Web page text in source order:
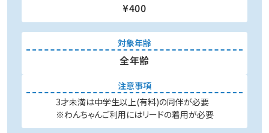
¥400
対象年齢
全年齢
注意事項
3才未満は中学生以上(有料)の同伴が必要
※わんちゃんご利用にはリードの着用が必要